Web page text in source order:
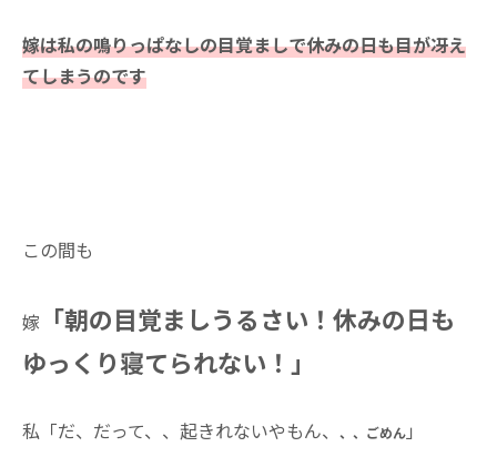
嫁は私の鳴りっぱなしの目覚ましで休みの日も目が冴え
てしまうのです
この間も
嫁
「朝の目覚ましうるさい！休みの日も
ゆっくり寝てられない！」
私「だ、だって、、 起きれないやもん、 、、ごめん 」